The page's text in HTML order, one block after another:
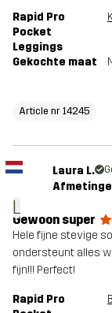
Rapid Pro
Pocket
Leggings
Gekochte maat
Article nr 14245
L
Laura L.
Gewoon super
Hele fijne stevige
ondersteunt alles
fijn!!! Perfect!
Rapid Pro